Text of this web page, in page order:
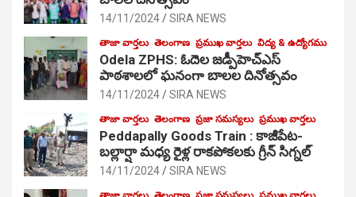
14/11/2024 SIRA NEWS
తాజా వార్తలు తెలంగాణ ప్రముఖ వార్తలు విద్య & ఉద్యోగము
Odela ZPHS: ఓదెల జ‌డ్పీహెచ్ఎస్
పాఠ‌శాల‌లో ఘనంగా బాలల దినోత్సవం
14/11/2024 SIRA NEWS
తాజా వార్తలు తెలంగాణ ప్రజా సమస్యలు ప్రముఖ వార్తలు
Peddapally Goods Train : కాజీపేట-
బల్లార్షా మధ్య రైళ్ల రాకపోకలకు గ్రీన్ సిగ్నల్
14/11/2024 SIRA NEWS